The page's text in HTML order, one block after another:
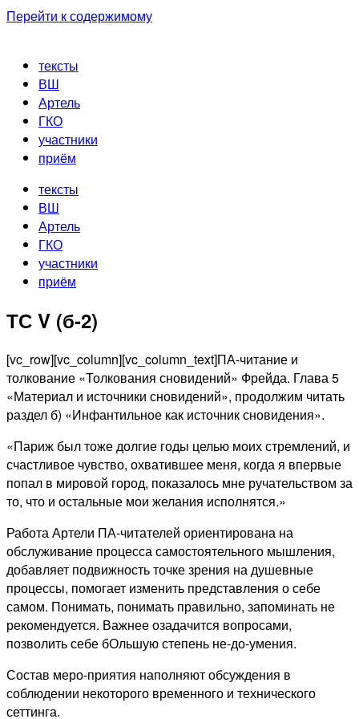
Перейти к содержимому
тексты
ВШ
Артель
ГКО
участники
приём
тексты
ВШ
Артель
ГКО
участники
приём
ТС V (б-2)
[vc_row][vc_column][vc_column_text]ПА-читание и
толкование «Толкования сновидений» Фрейда. Глава 5
«Материал и источники сновидений», продолжим читать
раздел б) «Инфантильное как источник сновидения».
«Париж был тоже долгие годы целью моих стремлений, и
счастливое чувство, охватившее меня, когда я впервые
попал в мировой город, показалось мне ручательством за
то, что и остальные мои желания исполнятся.»
Работа Артели ПА-читателей ориентирована на
обслуживание процесса самостоятельного мышления,
добавляет подвижность точке зрения на душевные
процессы, помогает изменить представления о себе
самом. Понимать, понимать правильно, запоминать не
рекомендуется. Важнее озадачится вопросами,
позволить себе бОльшую степень не-до-умения.
Состав меро-приятия наполняют обсуждения в
соблюдении некоторого временного и технического
сеттинга.